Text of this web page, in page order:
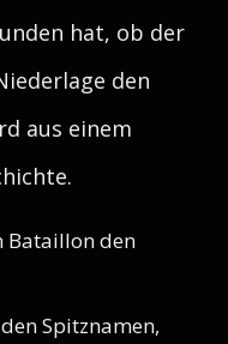
hat, ob der
den
aus einem
Bataillon den
Spitznamen,